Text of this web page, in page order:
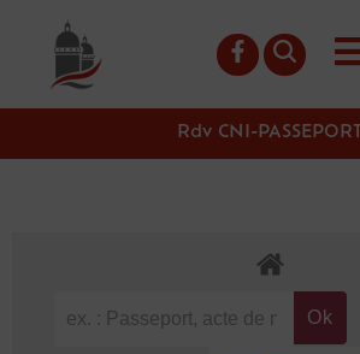
principal
Rdv CNI-PASSEPORT